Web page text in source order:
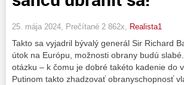
25. mája 2024, Prečítané 2 862x, Realista1
Takto sa vyjadril bývalý generál Sir Richard
útok na Európu, možnosti obrany budú
otázku – k čomu je dobré takéto kadenie do
Putinom takto zhadzovať obranyschopnosť